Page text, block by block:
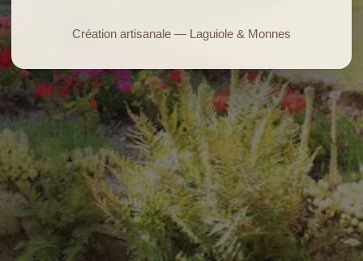
Création artisanale — Laguiole & Monnes